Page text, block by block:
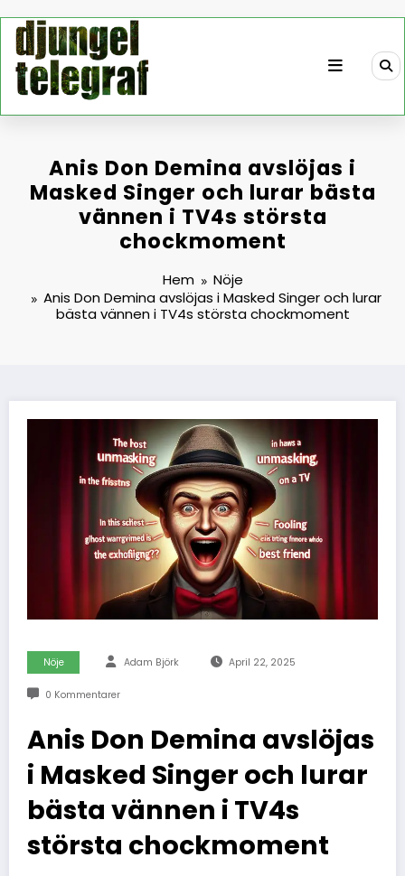
innehåll
Anis Don Demina avslöjas i
Masked Singer och lurar bästa
vännen i TV4s största
chockmoment
Hem
Nöje
Anis Don Demina avslöjas i Masked Singer och lurar
bästa vännen i TV4s största chockmoment
Nöje Adam Björk April 22, 2025
0 Kommentarer
Anis Don Demina avslöjas
i Masked Singer och lurar
bästa vännen i TV4s
största chockmoment